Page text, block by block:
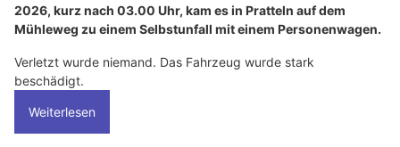
2026, kurz nach 03.00 Uhr, kam es in Pratteln auf dem
Mühleweg zu einem Selbstunfall mit einem Personenwagen.
Verletzt wurde niemand. Das Fahrzeug wurde stark
beschädigt.
Weiterlesen